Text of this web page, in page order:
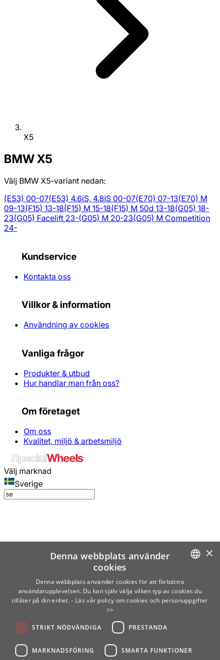
X5
BMWX5
Välj BMW X5-variant nedan:
(E53) 00-07(E53) 4.6iS, 4.8iS 00-07(E70) 07-13(E70) M
09-13(F15) 13-18(F15) M 15-18(F15) M 50d 13-18(G05) 18-
23(G05) Facelift 23-(G05) M 20-23(G05) M Competition
24-
Kundservice
Kontakta oss
Villkor & information
Användning av cookies
Vanliga frågor
Produkter & utbud
Hur handlar man från oss?
Om företaget
Om oss
Kvalitet, miljö & arbetsmiljö
Välj marknad
Sverige
SWEDISH
×
Denna webbplats använder
cookies
Denna webbplats använder cookies för att förbättra
användarupplevelsen. Du kan själv välja vilken typ av cookies du
tillåter på din enhet. - Läs vår policy om cookies och personuppgifter
>>
STRIKT NÖDVÄNDIGA PRESTANDA
MARKNADSFÖRING SMARTA FUNKTIONER